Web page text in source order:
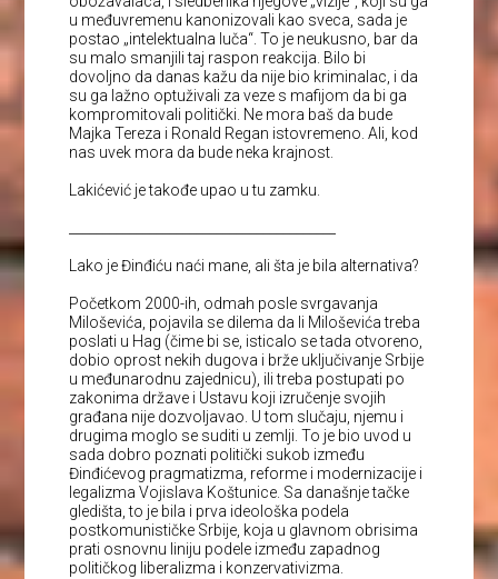
u međuvremenu kanonizovali kao sveca, sada je
postao „intelektualna luča“. To je neukusno, bar da
su malo smanjili taj raspon reakcija. Bilo bi
dovoljno da danas kažu da nije bio kriminalac, i da
su ga lažno optuživali za veze s mafijom da bi ga
kompromitovali politički. Ne mora baš da bude
Majka Tereza i Ronald Regan istovremeno. Ali, kod
nas uvek mora da bude neka krajnost.
Lakićević je takođe upao u tu zamku.
Lako je Đinđiću naći mane, ali šta je bila alternativa?
Početkom 2000-ih, odmah posle svrgavanja
Miloševića, pojavila se dilema da li Miloševića treba
poslati u Hag (čime bi se, isticalo se tada otvoreno,
dobio oprost nekih dugova i brže uključivanje Srbije
u međunarodnu zajednicu), ili treba postupati po
zakonima države i Ustavu koji izručenje svojih
građana nije dozvoljavao. U tom slučaju, njemu i
drugima moglo se suditi u zemlji. To je bio uvod u
sada dobro poznati politički sukob između
Đinđićevog pragmatizma, reforme i modernizacije i
legalizma Vojislava Koštunice. Sa današnje tačke
gledišta, to je bila i prva ideološka podela
postkomunističke Srbije, koja u glavnom obrisima
prati osnovnu liniju podele između zapadnog
političkog liberalizma i konzervativizma.